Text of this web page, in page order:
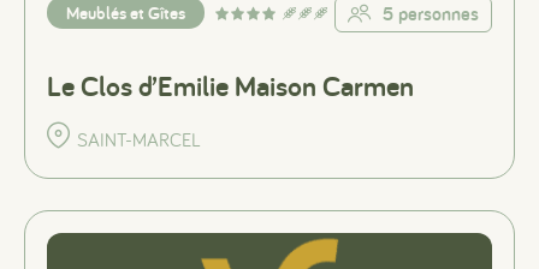
Meublés et Gîtes 5 personnes
Le Clos d’Emilie Maison Carmen
SAINT-MARCEL